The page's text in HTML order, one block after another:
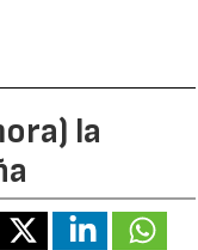
la